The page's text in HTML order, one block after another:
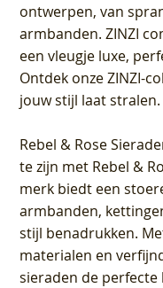
ontwerpen, van
armbanden. ZINZI
een vleugje luxe,
Ontdek onze ZINZI-
jouw stijl laat stralen.
Rebel & Rose
te zijn met Rebel &
merk biedt een
armbanden,
stijl benadrukken.
materialen en
sieraden de perfecte